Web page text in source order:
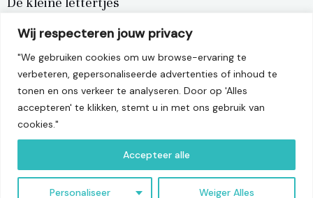
Wij respecteren jouw privacy
"We gebruiken cookies om uw browse-ervaring te
verbeteren, gepersonaliseerde advertenties of inhoud te
tonen en ons verkeer te analyseren. Door op 'Alles
accepteren' te klikken, stemt u in met ons gebruik van
cookies."
Personaliseer Weiger Alles
Accepteer alle
Algemene voorwaarden
Leuvensesteenweg 22, 3390 Tielt-Winge
BTW-nummer: BE1001.470.956
F
a
P
i